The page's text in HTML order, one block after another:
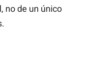
, no de un único